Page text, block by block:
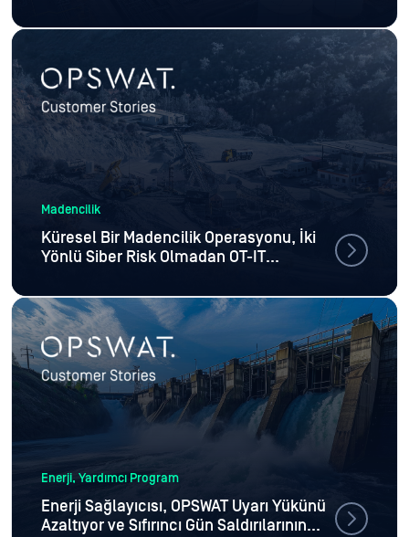
Madencilik
Küresel Bir Madencilik Operasyonu, İki
Yönlü Siber Risk Olmadan OT-IT
Sağladı?
Enerji, Yardımcı Program
Enerji Sağlayıcısı, OPSWAT Uyarı Yükünü
Azaltıyor ve Sıfırıncı Gün Saldırılarının